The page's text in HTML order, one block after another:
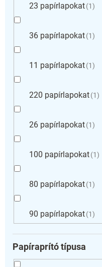
23 papírlapokat 1
36 papírlapokat 1
11 papírlapokat 1
220 papírlapokat 1
26 papírlapokat 1
100 papírlapokat 1
80 papírlapokat 1
90 papírlapokat 1
Papíraprító típusa